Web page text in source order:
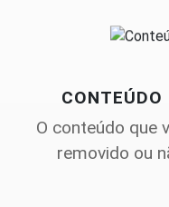
O conteúdo que
removido ou